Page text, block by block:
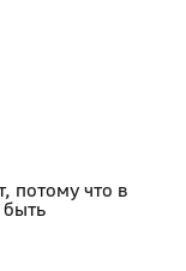
потому что в